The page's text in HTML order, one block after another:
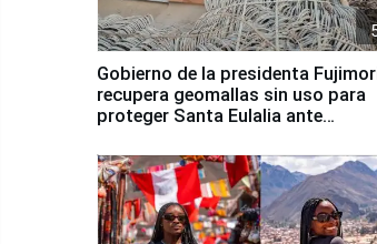
Gobierno de la presidenta
recupera geomallas sin uso para
proteger Santa Eulalia ante